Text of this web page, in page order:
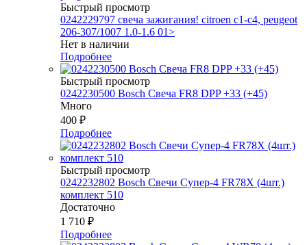
Быстрый просмотр
0242229797 свеча зажигания! citroen c1-c4, peugeot
206-307/1007 1.0-1.6 01>
Нет в наличии
Подробнее
Быстрый просмотр
0242230500 Bosch Свеча FR8 DPP +33 (+45)
Много
400 ₽
Подробнее
Быстрый просмотр
0242232802 Bosch Свечи Супер-4 FR78Х (4шт.)
комплект 510
Достаточно
1 710 ₽
Подробнее